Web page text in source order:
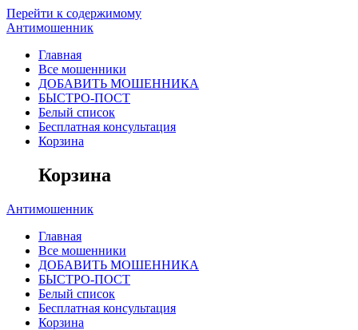
Перейти к содержимому
Антимошенник
Главная
Все мошенники
ДОБАВИТЬ МОШЕННИКА
БЫСТРО-ПОСТ
Белый список
Бесплатная консультация
Корзина
Корзина
Антимошенник
Главная
Все мошенники
ДОБАВИТЬ МОШЕННИКА
БЫСТРО-ПОСТ
Белый список
Бесплатная консультация
Корзина